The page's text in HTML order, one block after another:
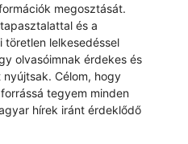
megosztását.
és a
töretlen lelkesedéssel
olvasóimnak érdekes és
Célom, hogy
tegyem minden
hírek iránt érdeklődő